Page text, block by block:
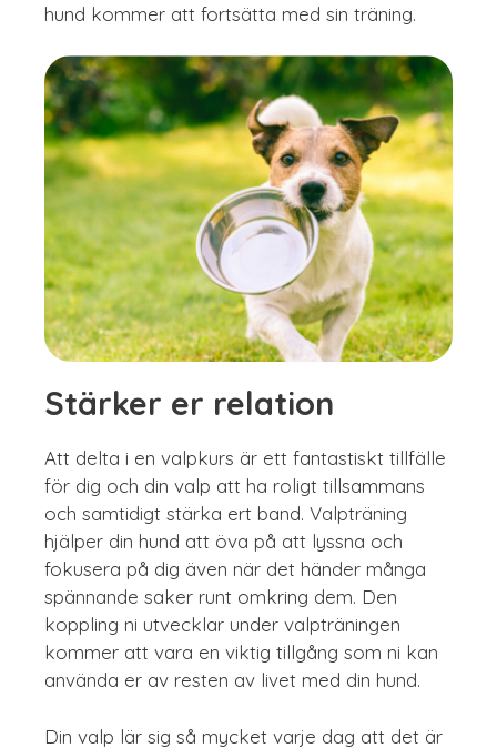
hund kommer att fortsätta med sin träning.
Stärker er relation
Att delta i en valpkurs är ett fantastiskt tillfälle
för dig och din valp att ha roligt tillsammans
och samtidigt stärka ert band. Valpträning
hjälper din hund att öva på att lyssna och
fokusera på dig även när det händer många
spännande saker runt omkring dem. Den
koppling ni utvecklar under valpträningen
kommer att vara en viktig tillgång som ni kan
använda er av resten av livet med din hund.
Din valp lär sig så mycket varje dag att det är